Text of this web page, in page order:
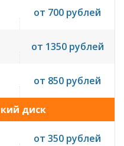
от 700 рублей
от 1350 рублей
от 850 рублей
диск
от 350 рублей